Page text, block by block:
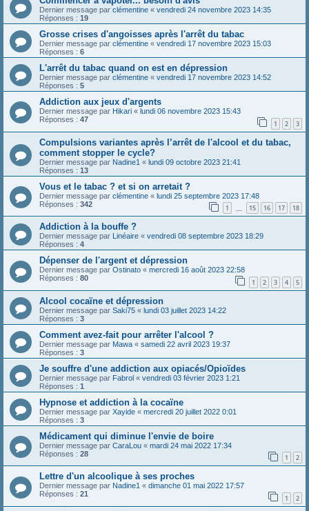
Dernier message par clémentine « vendredi 24 novembre 2023 14:35
Réponses : 19
Grosse crises d'angoisses après l'arrêt du tabac
Dernier message par clémentine « vendredi 17 novembre 2023 15:03
Réponses : 6
L'arrêt du tabac quand on est en dépression
Dernier message par clémentine « vendredi 17 novembre 2023 14:52
Réponses : 5
Addiction aux jeux d'argents
Dernier message par Hikari « lundi 06 novembre 2023 15:43
Réponses : 47 1 2 3
Compulsions variantes après l’arrêt de l'alcool et du tabac,
comment stopper le cycle?
Dernier message par Nadine1 « lundi 09 octobre 2023 21:41
Réponses : 13
Vous et le tabac ? et si on arretait ?
Dernier message par clémentine « lundi 25 septembre 2023 17:48
Réponses : 342 1 15 16 17 18
Addiction à la bouffe ?
Dernier message par Linéaire « vendredi 08 septembre 2023 18:29
Réponses : 4
Dépenser de l'argent et dépression
Dernier message par Ostinato « mercredi 16 août 2023 22:58
Réponses : 80 1 2 3 4 5
Alcool cocaïne et dépression
Dernier message par Saki75 « lundi 03 juillet 2023 14:22
Réponses : 3
Comment avez-fait pour arrêter l'alcool ?
Dernier message par Mawa « samedi 22 avril 2023 19:37
Réponses : 3
Je souffre d'une addiction aux opiacés/Opioïdes
Dernier message par Fabrol « vendredi 03 février 2023 1:21
Réponses : 1
Hypnose et addiction à la cocaïne
Dernier message par Xayide « mercredi 20 juillet 2022 0:01
Réponses : 3
Médicament qui diminue l'envie de boire
Dernier message par CaraLou « mardi 24 mai 2022 17:34
Réponses : 28 1 2
Lettre d'un alcoolique à ses proches
Dernier message par Nadine1 « dimanche 01 mai 2022 17:57
Réponses : 21 1 2